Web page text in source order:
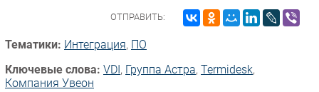
ОТПРАВИТЬ:
Тематики: Интеграция, ПО
Ключевые слова: VDI, Группа Астра, Termidesk,
Компания Увеон